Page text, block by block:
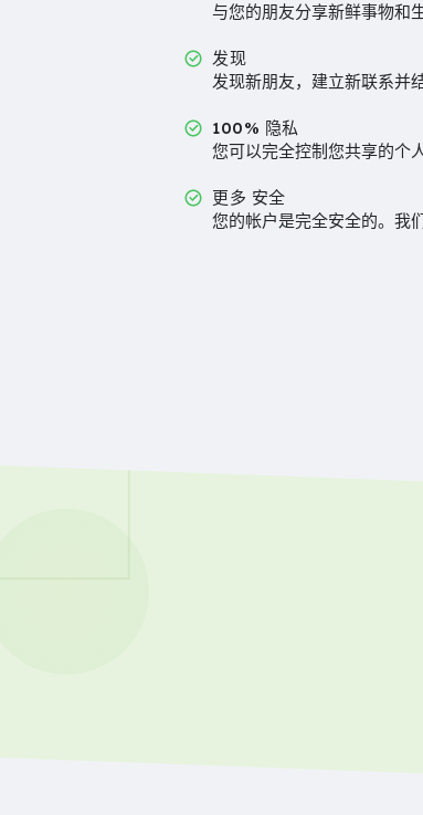
与您的朋友分享新鲜事物和
发现
发现新朋友，建立新联系并
100% 隐私
您可以完全控制您共享的个
更多 安全
您的帐户是完全安全的。我